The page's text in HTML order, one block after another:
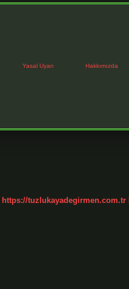
Yasal Uyarı Hakkımızda
https://tuzlukayadegirmen.com.tr